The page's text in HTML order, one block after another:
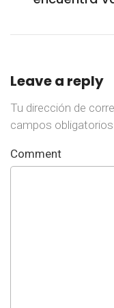
Leave a reply
Tu dirección de
campos
Comment